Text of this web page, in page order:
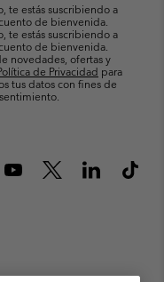
te estás suscribiendo a
de bienvenida.
te estás suscribiendo a
de bienvenida.
novedades, ofertas y
de Privacidad para
tus datos con fines de